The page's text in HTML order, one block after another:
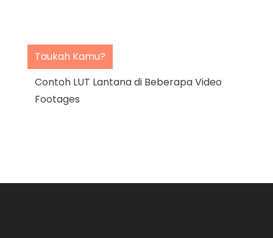
Taukah Kamu?
Contoh LUT Lantana di Beberapa Video
Footages